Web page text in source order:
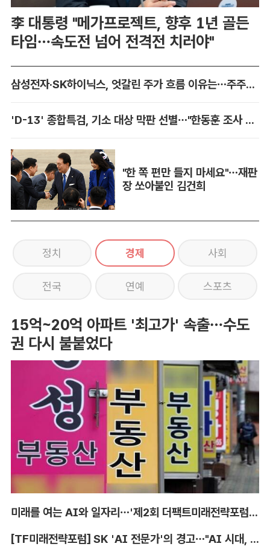
李 대통령 "메가프로젝트, 향후 1년 골든
타임…속도전 넘어 전격전 치러야"
삼성전자·SK하이닉스, 엇갈린 주가 흐름 이유는…주주환원 '온도차'
'D-13' 종합특검, 기소 대상 막판 선별…"한동훈 조사 미지수·원희룡 고심"
"한 쪽 편만 들지 마세요"…재판
장 쏘아붙인 김건희
정치 경제 사회
전국 연예 스포츠
15억~20억 아파트 '최고가' 속출…수도
권 다시 불붙었다
미래를 여는 AI와 일자리…'제2회 더팩트미래전략포럼' 참가 신청
[TF미래전략포럼] SK 'AI 전문가'의 경고…"AI 시대, 인재 격차 더 커진다"